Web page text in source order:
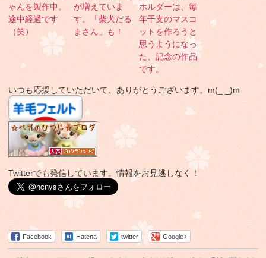
ゃんを製作中。
途中経過です
（笑）
が増えていま
す。「柴犬だる
まさん」も！
ホルダーは、毎
年干支のマスコ
ットを作ろうと
思うようになっ
た、記念の作品
です。
いつも応援していただいて、ありがとうございます。m(_ _)m
Twitterでも発信しています。情報をお見逃しなく！
Facebook Hatena twitter Google+